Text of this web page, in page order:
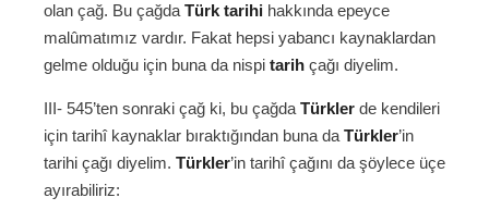
olan çağ. Bu çağda Türk tarihi hakkında epeyce
malûmatımız vardır. Fakat hepsi yabancı kaynaklardan
gelme olduğu için buna da nispi tarih çağı diyelim.
III- 545’ten sonraki çağ ki, bu çağda Türkler de kendileri
için tarihî kaynaklar bıraktığından buna da Türkler’in
tarihi çağı diyelim. Türkler’in tarihî çağını da şöylece üçe
ayırabiliriz: